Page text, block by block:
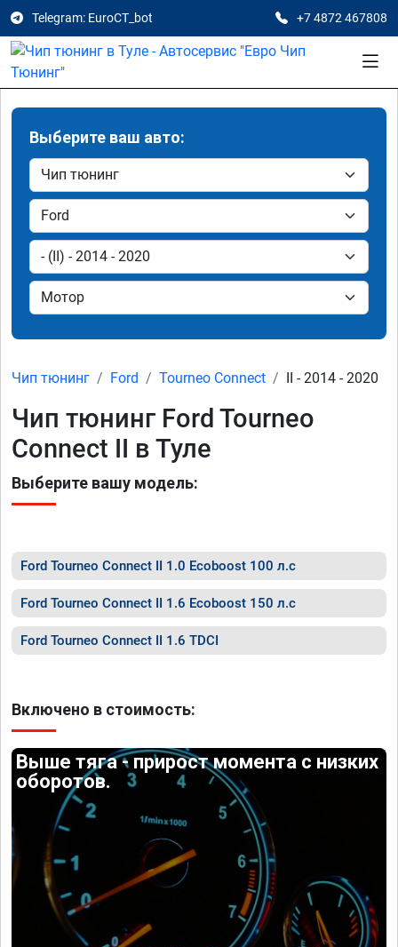
Telegram: EuroCT_bot +7 4872 467808
Выберите ваш авто:
Чип тюнинг Ford Tourneo Connect II - 2014 - 2020
Чип тюнинг Ford Tourneo
Connect II в Туле
Выберите вашу модель:
Ford Tourneo Connect II 1.0 Ecoboost 100 л.с
Ford Tourneo Connect II 1.6 Ecoboost 150 л.с
Ford Tourneo Connect II 1.6 TDCI
Включено в стоимость:
Выше тяга - прирост момента с низких
оборотов.